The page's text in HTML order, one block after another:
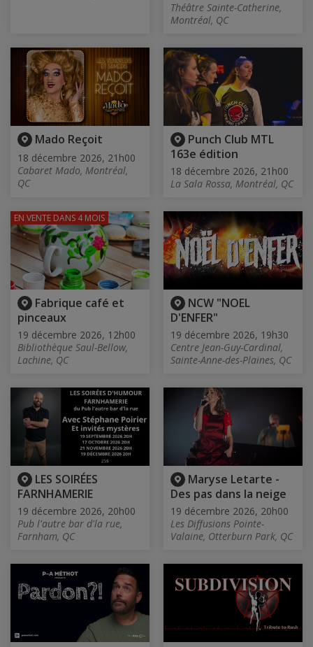
Théâtre Sainte-Catherine,
Montréal, QC
Mado Reçoit
18 décembre 2026, 21h00
Cabaret Mado, Montréal,
QC
Punch Club MTL
163e édition
18 décembre 2026, 21h00
La Sala Rossa, Montréal, QC
Fabrique café et
pinceaux
19 décembre 2026, 12h00
Bibliothèque Saul-Bellow,
Lachine, QC
EN VENTE DANS 4 MOIS
NCW "NOEL
D'ENFER"
19 décembre 2026, 19h30
Centre Jean-Guy-Cardinal,
Sainte-Anne-des-Plaines, QC
LES SOIRÉES
FARNHAMERIE
19 décembre 2026, 20h00
Pub l'autre bar d'la rue,
Farnham, QC
Maryse Letarte -
Des pas dans la neige
19 décembre 2026, 20h00
Les Diffusions Pointe-
Valaine, Otterburn Park, QC